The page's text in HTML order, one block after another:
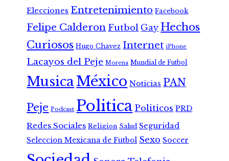
Elecciones Entretenimiento Facebook
Felipe Calderon Futbol Gay Hechos
Curiosos Hugo Chavez Internet iPhone
Lacayos del Peje Morena Mundial de Futbol
MusicaMéxico Noticias PAN
Peje Podcast Politica Politicos PRD
Redes Sociales Religion Salud Seguridad
Seleccion Mexicana de Futbol Sexo Soccer